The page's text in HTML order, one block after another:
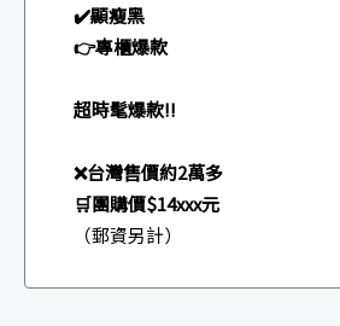
✔️顯瘦黑
👉專櫃爆款
超時髦爆款!!
❌台灣售價約2萬多
🛒團購價$14xxx元
（郵資另計）